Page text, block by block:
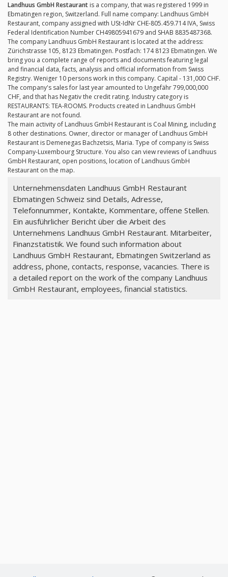
Landhuus GmbH Restaurant is a company, that was registered 1999 in
Ebmatingen region, Switzerland. Full name company: Landhuus GmbH
Restaurant, company assigned with USt-IdNr CHE-805.459.714 IVA, Swiss
Federal Identification Number CH49805941679 and SHAB 8835487368.
The company Landhuus GmbH Restaurant is located at the address:
Zürichstrasse 105, 8123 Ebmatingen. Postfach: 174 8123 Ebmatingen. We
bring you a complete range of reports and documents featuring legal
and financial data, facts, analysis and official information from Swiss
Registry. Weniger 10 persons work in this company. Capital - 131,000 CHF.
The company's sales for last year amounted to Ungefähr 799,000,000
CHF, and that has Negativ the credit rating. Industry category is
RESTAURANTS: TEA-ROOMS. Products created in Landhuus GmbH
Restaurant are not found.
The main activity of Landhuus GmbH Restaurant is Coal Mining, including
8 other destinations. Owner, director or manager of Landhuus GmbH
Restaurant is Demenegas Bachzetsis, Maria. Type of company is Swiss
Company-Luxembourg Structure. You also can view reviews of Landhuus
GmbH Restaurant, open positions, location of Landhuus GmbH
Restaurant on the map.
Unternehmensdaten Landhuus GmbH Restaurant
Ebmatingen Schweiz sind Details, Adresse,
Telefonnummer, Kontakte, Kommentare, offene Stellen.
Ein ausführlicher Bericht über die Arbeit des
Unternehmens Landhuus GmbH Restaurant. Mitarbeiter,
Finanzstatistik. We found such information about
Landhuus GmbH Restaurant, Ebmatingen Switzerland as
address, phone, contacts, response, vacancies. There is
a detailed report on the work of the company Landhuus
GmbH Restaurant, employees, financial statistics.